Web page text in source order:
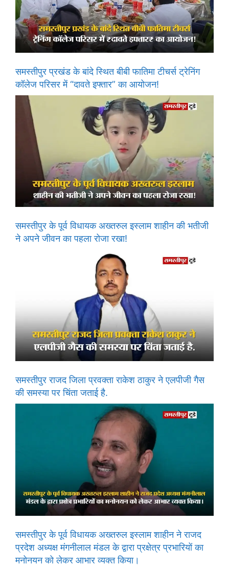
समस्तीपुर प्रखंड के बांदे स्थित बीबी फातिमा टीचर्स ट्रेनिंग
कॉलेज परिसर में “दावते इफ्तार” का आयोजन!
समस्तीपुर के पूर्व विधायक अख्तरुल इस्लाम शाहीन की भतीजी
ने अपने जीवन का पहला रोजा रखा!
समस्तीपुर राजद जिला प्रवक्ता राकेश ठाकुर ने एलपीजी गैस
की समस्या पर चिंता जताई है.
समस्तीपुर के पूर्व विधायक अख्तरुल इस्लाम शाहीन ने राजद
प्रदेश अध्यक्ष मंगनीलाल मंडल के द्वारा प्रक्षेत्र प्रभारियों का
मनोनयन को लेकर आभार व्यक्त किया।